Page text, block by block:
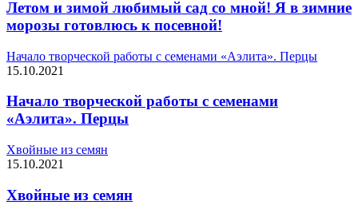
Летом и зимой любимый сад со мной! Я в зимние
морозы готовлюсь к посевной!
Начало творческой работы с семенами «Аэлита». Перцы
15.10.2021
Начало творческой работы с семенами
«Аэлита». Перцы
Хвойные из семян
15.10.2021
Хвойные из семян